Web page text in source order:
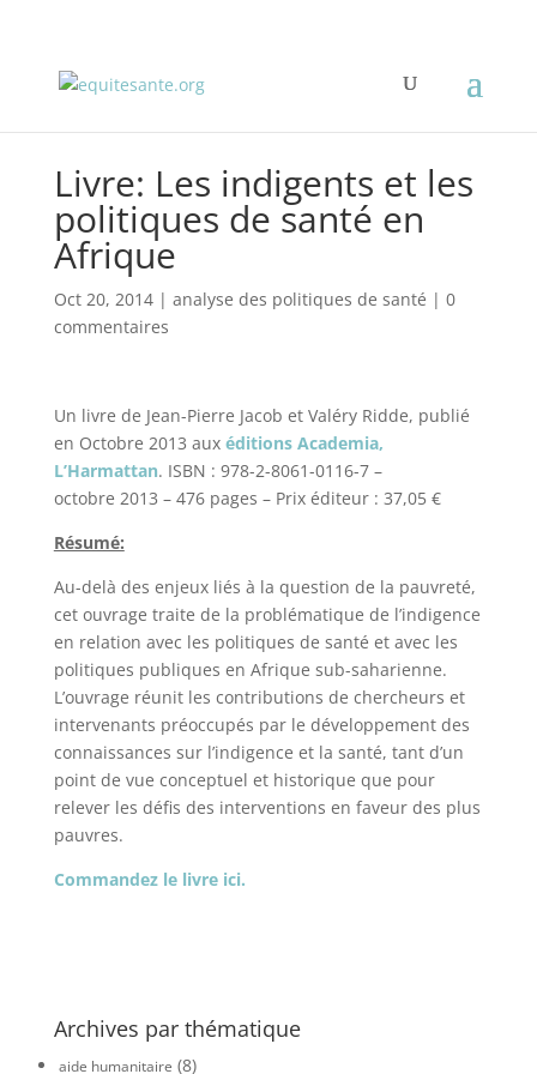
Livre: Les indigents et les
politiques de santé en
Afrique
Oct 20, 2014| analyse des politiques de santé | 0
commentaires
Un livre de Jean-Pierre Jacob et Valéry Ridde, publié
en Octobre 2013 aux éditions Academia,
L’Harmattan. ISBN : 978-2-8061-0116-7 –
octobre 2013 – 476 pages – Prix éditeur : 37,05 €
Résumé:
Au-delà des enjeux liés à la question de la pauvreté,
cet ouvrage traite de la problématique de l’indigence
en relation avec les politiques de santé et avec les
politiques publiques en Afrique sub-saharienne.
L’ouvrage réunit les contributions de chercheurs et
intervenants préoccupés par le développement des
connaissances sur l’indigence et la santé, tant d’un
point de vue conceptuel et historique que pour
relever les défis des interventions en faveur des plus
pauvres.
Commandez le livre ici.
Archives par thématique
aide humanitaire (8)